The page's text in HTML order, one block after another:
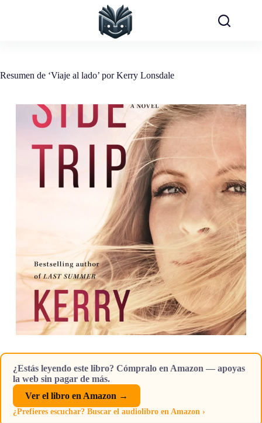
Resumen de ‘Viaje al lado’ por Kerry Lonsdale
¿Estás leyendo este libro? Cómpralo en Amazon — apoyas
la web sin pagar de más.
Ver el libro en Amazon →
¿Prefieres escuchar? Buscar el audiolibro en Amazon ›